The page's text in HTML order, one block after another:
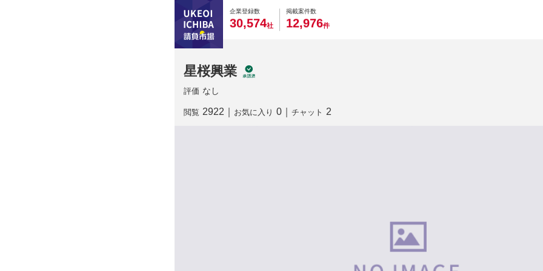
企業登録数
0
3
0
0,
0
5
0
74社
掲載案件数
0
1
0
2,
0
9
0
76件
星桜興業
評価 なし
閲覧 2922 お気に入り 0 チャット 2